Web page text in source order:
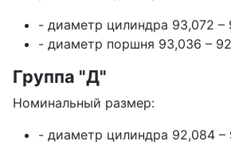
- диаметр цилиндра 93,072
- диаметр поршня 93,036 –
Группа "Д"
Номинальный размер:
- диаметр цилиндра 92,084